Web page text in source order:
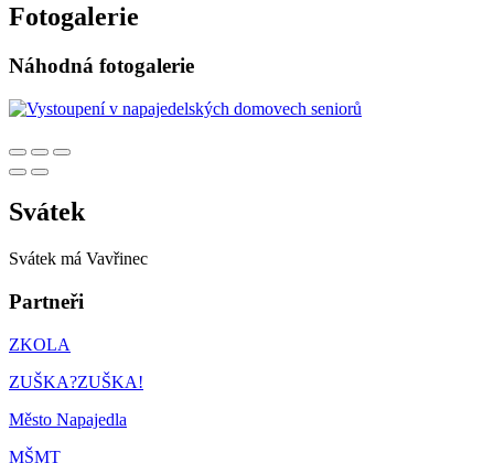
Fotogalerie
Náhodná fotogalerie
Svátek
Svátek má Vavřinec
Partneři
ZKOLA
ZUŠKA?ZUŠKA!
Město Napajedla
MŠMT